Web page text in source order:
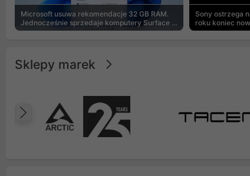
Microsoft usuwa rekomendacje 32 GB RAM.
Jednocześnie sprzedaje komputery Surface z
8 GB
Sony ostrzega
roku koniec
Sklepy marek
Poprzedni